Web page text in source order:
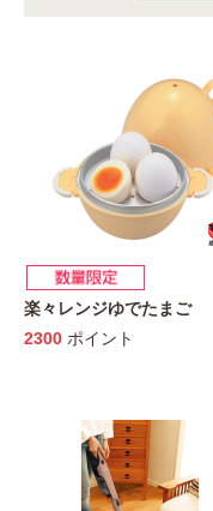
楽々レンジゆでたまご
2300 ポイント